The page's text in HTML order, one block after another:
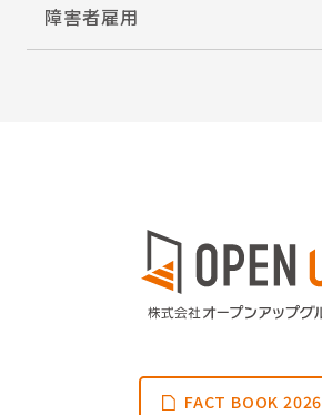
障害者雇用
FACT BOOK 2026